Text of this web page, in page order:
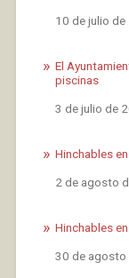
Fecha
10 de julio de
El
piscinas
Fecha
3 de julio de
Hinchables
Fecha
2 de agosto
Hinchables
Fecha
30 de agosto